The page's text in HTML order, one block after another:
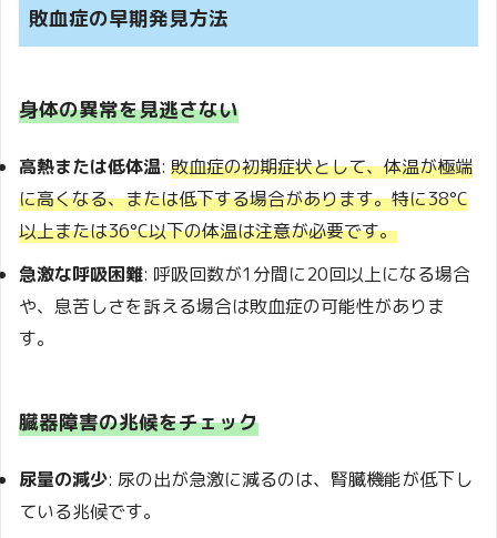
敗血症の早期発見方法
身体の異常を見逃さない
高熱または低体温: 敗血症の初期症状として、体温が極端
に高くなる、または低下する場合があります。特に38°C
以上または36°C以下の体温は注意が必要です。
急激な呼吸困難: 呼吸回数が1分間に20回以上になる場合
や、息苦しさを訴える場合は敗血症の可能性がありま
す。
臓器障害の兆候をチェック
尿量の減少: 尿の出が急激に減るのは、腎臓機能が低下し
ている兆候です。